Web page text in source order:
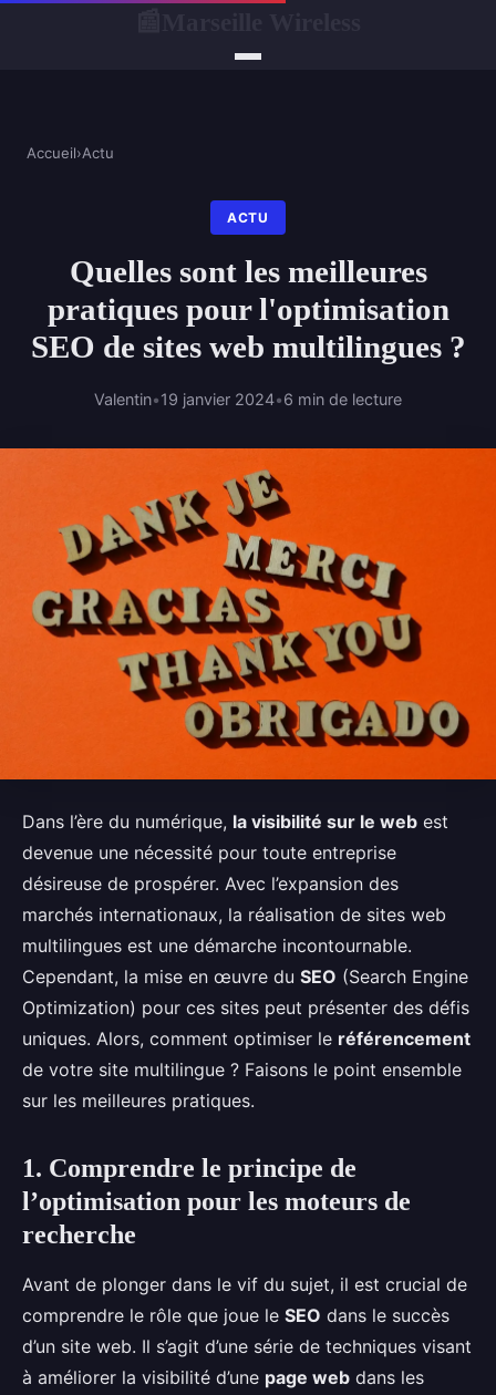
Accueil›Actu
ACTU
Quelles sont les meilleures
pratiques pour l'optimisation
SEO de sites web multilingues ?
Valentin•19 janvier 2024•6 min de lecture
Dans l’ère du numérique, la visibilité sur le web est
devenue une nécessité pour toute entreprise
désireuse de prospérer. Avec l’expansion des
marchés internationaux, la réalisation de sites web
multilingues est une démarche incontournable.
Cependant, la mise en œuvre du SEO (Search Engine
Optimization) pour ces sites peut présenter des défis
uniques. Alors, comment optimiser le référencement
de votre site multilingue ? Faisons le point ensemble
sur les meilleures pratiques.
1. Comprendre le principe de
l’optimisation pour les moteurs de
recherche
Avant de plonger dans le vif du sujet, il est crucial de
comprendre le rôle que joue le SEO dans le succès
d’un site web. Il s’agit d’une série de techniques visant
à améliorer la visibilité d’une page web dans les